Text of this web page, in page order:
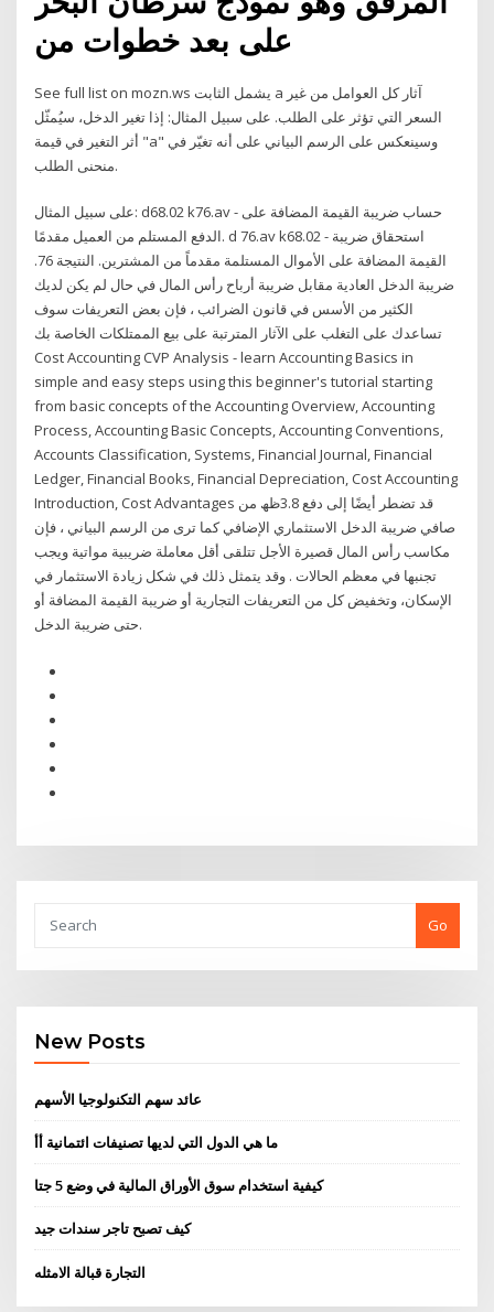
على بعد خطوات من
See full list on mozn.ws يشمل الثابت a آثار كل العوامل من غير
السعر التي تؤثر على الطلب. على سبيل المثال: إذا تغير الدخل، سيُمثّل
أثر التغير في قيمة "a" وسينعكس على الرسم البياني على أنه تغيّر في
منحنى الطلب.
على سبيل المثال: d68.02 k76.av - حساب ضريبة القيمة المضافة على
الدفع المستلم من العميل مقدمًا. d 76.av k68.02 - استحقاق ضريبة
القيمة المضافة على الأموال المستلمة مقدماً من المشترين. النتيجة 76.
ضريبة الدخل العادية مقابل ضريبة أرباح رأس المال في حال لم يكن لديك
الكثير من الأسس في قانون الضرائب ، فإن بعض التعريفات سوف
تساعدك على التغلب على الآثار المترتبة على بيع الممتلكات الخاصة بك
Cost Accounting CVP Analysis - learn Accounting Basics in
simple and easy steps using this beginner's tutorial starting
from basic concepts of the Accounting Overview, Accounting
Process, Accounting Basic Concepts, Accounting Conventions,
Accounts Classification, Systems, Financial Journal, Financial
Ledger, Financial Books, Financial Depreciation, Cost Accounting
Introduction, Cost Advantages قد تضطر أيضًا إلى دفع 3.8ظھ من
صافي ضريبة الدخل الاستثماري الإضافي كما ترى من الرسم البياني ، فإن
مكاسب رأس المال قصيرة الأجل تتلقى أقل معاملة ضريبية مواتية ويجب
تجنبها في معظم الحالات . وقد يتمثل ذلك في شكل زيادة الاستثمار في
الإسكان، وتخفيض كل من التعريفات التجارية أو ضريبة القيمة المضافة أو
حتى ضريبة الدخل.
Go
New Posts
عائد سهم التكنولوجيا الأسهم
ما هي الدول التي لديها تصنيفات ائتمانية أأ
كيفية استخدام سوق الأوراق المالية في وضع 5 جتا
كيف تصبح تاجر سندات جيد
التجارة قبالة الامثله